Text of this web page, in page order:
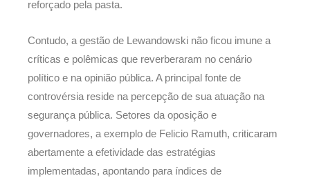
reforçado pela pasta.
Contudo, a gestão de Lewandowski não ficou imune a
críticas e polêmicas que reverberaram no cenário
político e na opinião pública. A principal fonte de
controvérsia reside na percepção de sua atuação na
segurança pública. Setores da oposição e
governadores, a exemplo de Felicio Ramuth, criticaram
abertamente a efetividade das estratégias
implementadas, apontando para índices de